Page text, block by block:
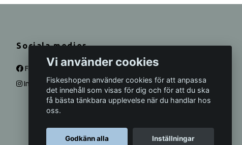
Sociala medier
Facebook
Instagram
Vi använder cookies
Fiskeshopen använder cookies för att anpassa
det innehåll som visas för dig och för att du ska
få bästa tänkbara upplevelse när du handlar hos
oss.
Godkänn alla Inställningar